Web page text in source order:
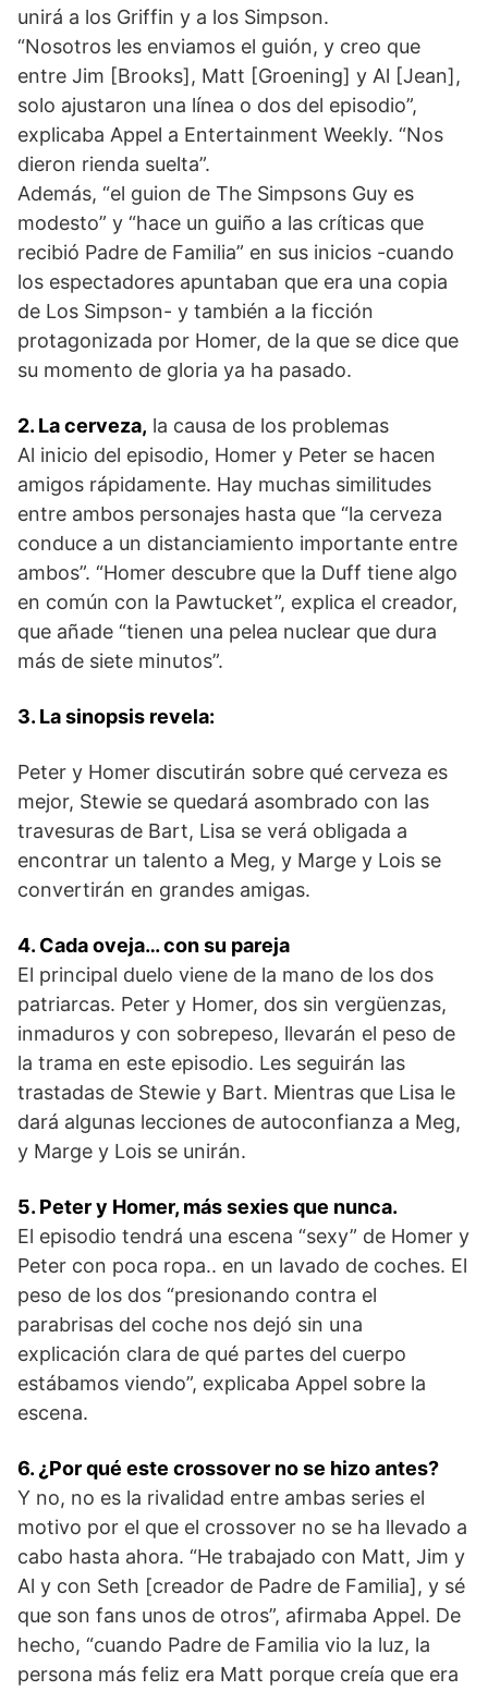
unirá a los Griffin y a los Simpson.
“Nosotros les enviamos el guión, y creo que
entre Jim [Brooks], Matt [Groening] y Al [Jean],
solo ajustaron una línea o dos del episodio”,
explicaba Appel a Entertainment Weekly. “Nos
dieron rienda suelta”.
Además, “el guion de The Simpsons Guy es
modesto” y “hace un guiño a las críticas que
recibió Padre de Familia” en sus inicios -cuando
los espectadores apuntaban que era una copia
de Los Simpson- y también a la ficción
protagonizada por Homer, de la que se dice que
su momento de gloria ya ha pasado.
2. La cerveza, la causa de los problemas
Al inicio del episodio, Homer y Peter se hacen
amigos rápidamente. Hay muchas similitudes
entre ambos personajes hasta que “la cerveza
conduce a un distanciamiento importante entre
ambos”. “Homer descubre que la Duff tiene algo
en común con la Pawtucket”, explica el creador,
que añade “tienen una pelea nuclear que dura
más de siete minutos”.
3. La sinopsis revela:
Peter y Homer discutirán sobre qué cerveza es
mejor, Stewie se quedará asombrado con las
travesuras de Bart, Lisa se verá obligada a
encontrar un talento a Meg, y Marge y Lois se
convertirán en grandes amigas.
4. Cada oveja… con su pareja
El principal duelo viene de la mano de los dos
patriarcas. Peter y Homer, dos sin vergüenzas,
inmaduros y con sobrepeso, llevarán el peso de
la trama en este episodio. Les seguirán las
trastadas de Stewie y Bart. Mientras que Lisa le
dará algunas lecciones de autoconfianza a Meg,
y Marge y Lois se unirán.
5. Peter y Homer, más sexies que nunca.
El episodio tendrá una escena “sexy” de Homer y
Peter con poca ropa.. en un lavado de coches. El
peso de los dos “presionando contra el
parabrisas del coche nos dejó sin una
explicación clara de qué partes del cuerpo
estábamos viendo”, explicaba Appel sobre la
escena.
6. ¿Por qué este crossover no se hizo antes?
Y no, no es la rivalidad entre ambas series el
motivo por el que el crossover no se ha llevado a
cabo hasta ahora. “He trabajado con Matt, Jim y
Al y con Seth [creador de Padre de Familia], y sé
que son fans unos de otros”, afirmaba Appel. De
hecho, “cuando Padre de Familia vio la luz, la
persona más feliz era Matt porque creía que era